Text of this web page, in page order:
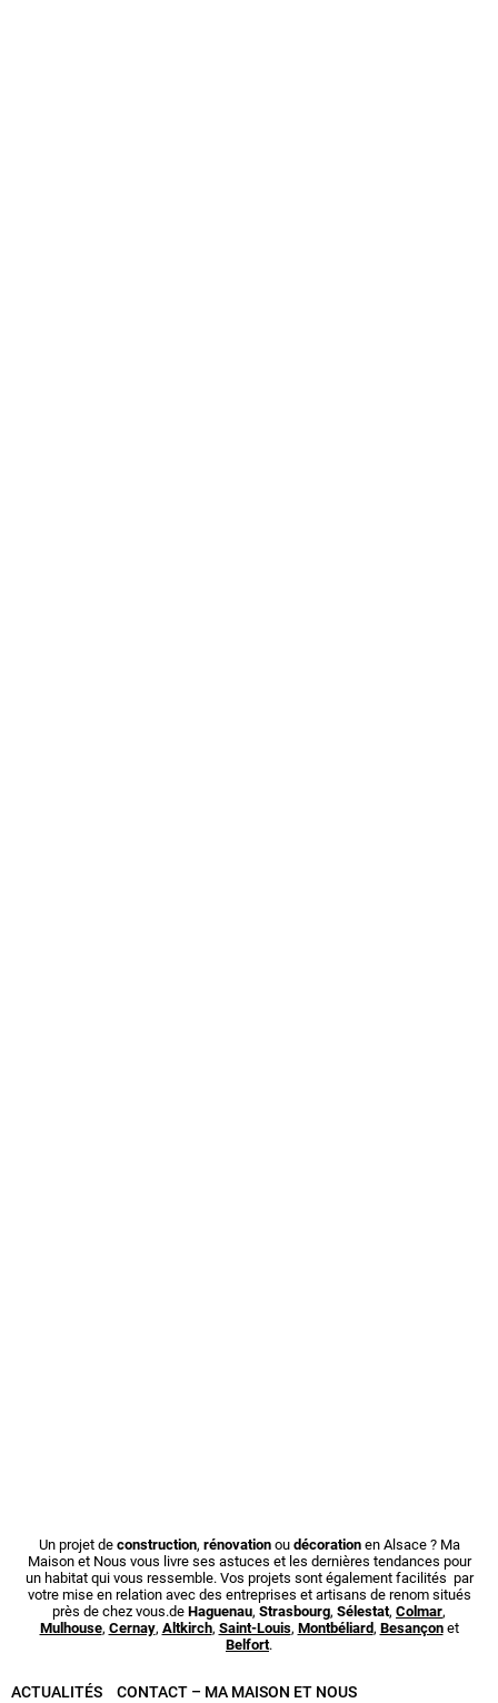
Un projet de construction, rénovationou décorationen Alsace ? Ma
Maison et Nous vous livre ses astuces et les dernières tendances pour
un habitat qui vous ressemble. Vos projets sont également facilités par
votre mise en relation avec des entreprises et artisans de renom situés
près de chez vous.de Haguenau, Strasbourg, Sélestat, Colmar,
Mulhouse, Cernay, Altkirch, Saint-Louis, Montbéliard , Besançonet
Belfort.
ACTUALITÉS CONTACT – MA MAISON ET NOUS